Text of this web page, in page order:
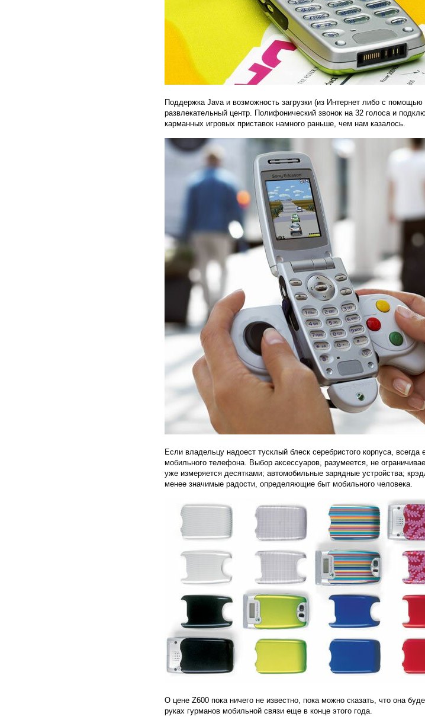
Поддержка Java и возможность загрузки (из Интернет либо с
развлекательный центр. Полифонический звонок на 32 голоса и
карманных игровых приставок намного раньше, чем нам казалось.
Если владельцу надоест тусклый блеск серебристого корпуса,
мобильного телефона. Выбор аксессуаров, разумеется, не
уже измеряется десятками; автомобильные зарядные устройства;
менее значимые радости, определяющие быт мобильного человека.
О цене Z600 пока ничего не известно, пока можно сказать, что она
руках гурманов мобильной связи еще в конце этого года.